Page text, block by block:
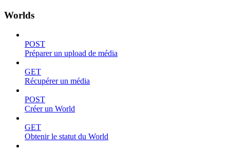
Worlds
POST
Préparer un upload de média
GET
Récupérer un média
POST
Créer un World
GET
Obtenir le statut du World